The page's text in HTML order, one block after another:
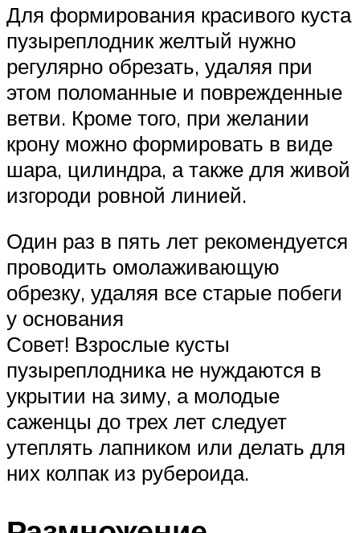
Для формирования красивого куста
пузыреплодник желтый нужно
регулярно обрезать, удаляя при
этом поломанные и поврежденные
ветви. Кроме того, при желании
крону можно формировать в виде
шара, цилиндра, а также для живой
изгороди ровной линией.
Один раз в пять лет рекомендуется
проводить омолаживающую
обрезку, удаляя все старые побеги
у основания
Совет! Взрослые кусты
пузыреплодника не нуждаются в
укрытии на зиму, а молодые
саженцы до трех лет следует
утеплять лапником или делать для
них колпак из рубероида.